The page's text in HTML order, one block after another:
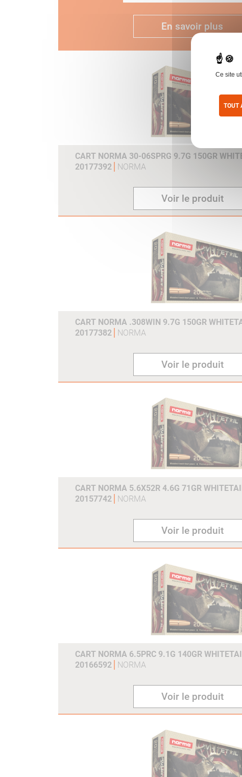
En savoir plus
CART NORMA 30-06SPRG 9.7G 150GR
20177392
NORMA
Voir le produit
CART NORMA .308WIN 9.7G 150GR
20177382
NORMA
Voir le produit
CART NORMA 5.6X52R 4.6G 71GR
20157742
NORMA
Voir le produit
CART NORMA 6.5PRC 9.1G 140GR
20166592
NORMA
Voir le produit
Ce site
TOUT